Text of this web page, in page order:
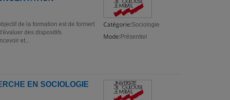
Catégorie:Sociologie
Mode: Présentiel
de la formation est de formert
des dispositifs
et...
EN SOCIOLOGIE